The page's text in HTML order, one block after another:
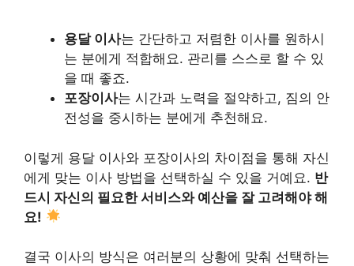
용달 이사는 간단하고 저렴한 이사를 원하시
는 분에게 적합해요. 관리를 스스로 할 수 있
을 때 좋죠.
포장이사는 시간과 노력을 절약하고, 짐의 안
전성을 중시하는 분에게 추천해요.
이렇게 용달 이사와 포장이사의 차이점을 통해 자신
에게 맞는 이사 방법을 선택하실 수 있을 거예요. 반
드시 자신의 필요한 서비스와 예산을 잘 고려해야 해
요!
결국 이사의 방식은 여러분의 상황에 맞춰 선택하는